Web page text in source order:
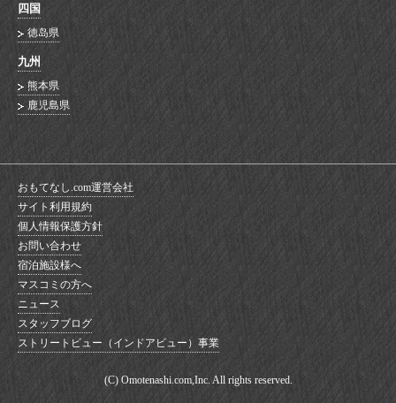
四国
徳岛県
九州
熊本県
鹿児島県
おもてなし.com運営会社
サイト利用規約
個人情報保護方針
お問い合わせ
宿泊施設様へ
マスコミの方へ
ニュース
スタッフブログ
ストリートビュー（インドアビュー）事業
(C) Omotenashi.com,Inc. All rights reserved.